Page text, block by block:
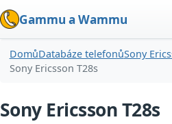
Gammu a Wammu
DomůDatabáze telefonůSony
Sony Ericsson T28s
Sony Ericsson T28s